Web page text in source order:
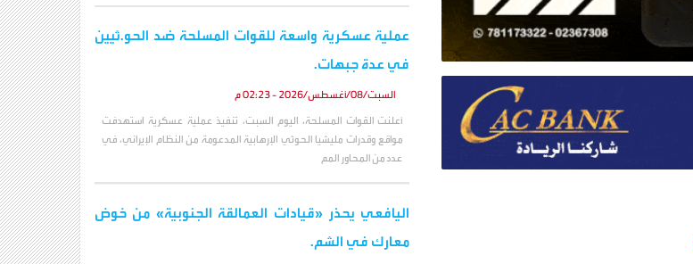
عملية عسكرية واسعة للقوات المسلحة ضد الحو.ثيين
في عدة جبهات.
السبت/08/أغسطس/2026 - 02:23 م
أعلنت القوات المسلحة، اليوم السبت، تنفيذ عملية عسكرية استهدفت
مواقع وقدرات مليشيا الحوثي الإرهابية المدعومة من النظام الإيراني، في
عدد من المحاور المم
اليافعي يحذر «قيادات العمالقة الجنوبية» من خوض
معارك في الشم.